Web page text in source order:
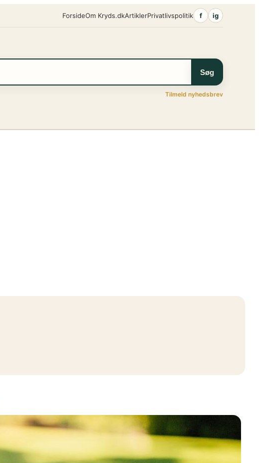
ForsideOm Kryds.dkArtiklerPrivatlivspolitik f ig
Søg
Tilmeld nyhedsbrev